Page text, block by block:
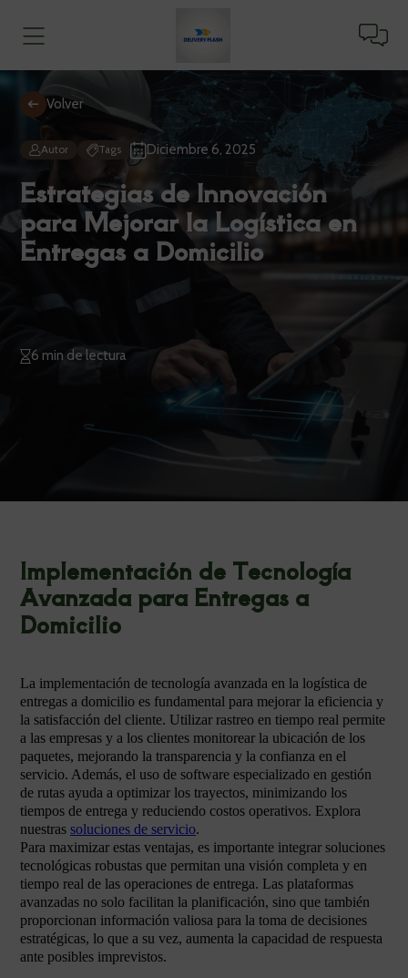
Volver
Autor Tags Diciembre 6, 2025
Estrategias de Innovación
para Mejorar la Logística en
Entregas a Domicilio
6 min de lectura
Implementación de Tecnología
Avanzada para Entregas a
Domicilio
La implementación de tecnología avanzada en la logística de
entregas a domicilio es fundamental para mejorar la eficiencia y
la satisfacción del cliente. Utilizar rastreo en tiempo real permite
a las empresas y a los clientes monitorear la ubicación de los
paquetes, mejorando la transparencia y la confianza en el
servicio. Además, el uso de software especializado en gestión
de rutas ayuda a optimizar los trayectos, minimizando los
tiempos de entrega y reduciendo costos operativos. Explora
nuestras soluciones de servicio.
Para maximizar estas ventajas, es importante integrar soluciones
tecnológicas robustas que permitan una visión completa y en
tiempo real de las operaciones de entrega. Las plataformas
avanzadas no solo facilitan la planificación, sino que también
proporcionan información valiosa para la toma de decisiones
estratégicas, lo que a su vez, aumenta la capacidad de respuesta
ante posibles imprevistos.